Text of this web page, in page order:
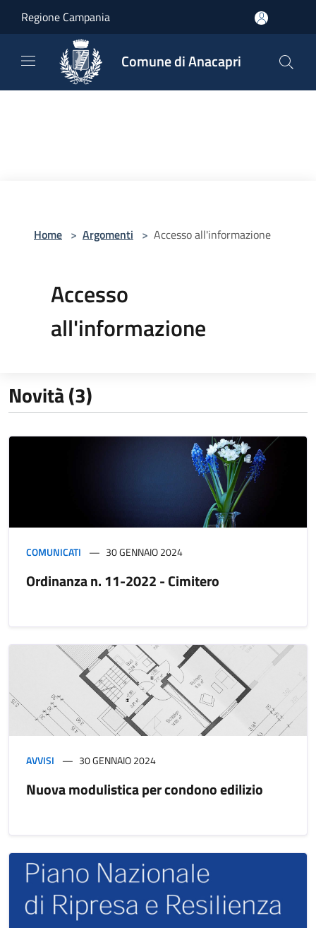
Regione Campania
Comune di Anacapri
Home > Argomenti > Accesso all'informazione
Accesso
all'informazione
Novità (3)
COMUNICATI 30 GENNAIO 2024
Ordinanza n. 11-2022 - Cimitero
AVVISI 30 GENNAIO 2024
Nuova modulistica per condono edilizio